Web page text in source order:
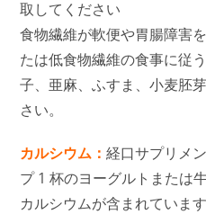
取してください
食物繊維が軟便や胃腸障害
たは低食物繊維の食事に従
子、亜麻、ふすま、小麦胚
さい。
カルシウム：経口サプリメ
プ 1 杯のヨーグルトまたは
カルシウムが含まれていま